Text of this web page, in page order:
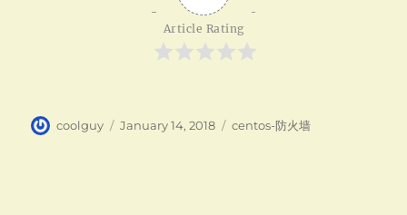
Article Rating
Author
coolguy
Posted
January 14, 2018 Categories
centos-防火墙